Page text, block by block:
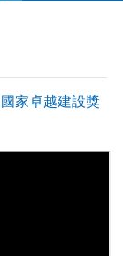
家卓越建設獎